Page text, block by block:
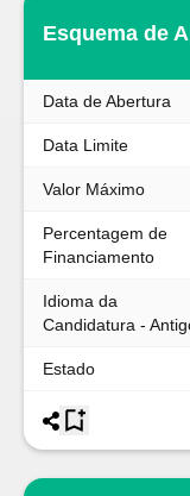
Esquema de
Data de Abertura
Data Limite
Valor Máximo
Percentagem de
Financiamento
Idioma da
Candidatura -
Estado